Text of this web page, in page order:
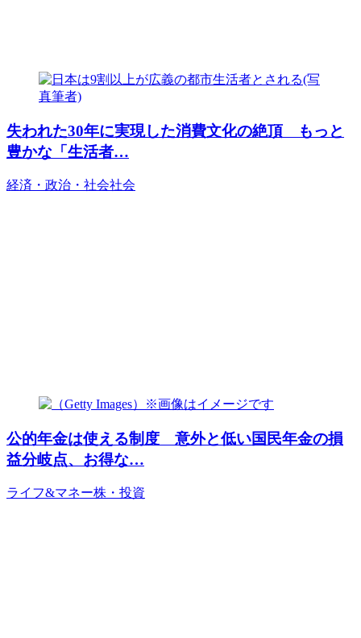
失われた30年に実現した消費文化の絶頂 もっと
豊かな「生活者…
経済・政治・社会社会
公的年金は使える制度 意外と低い国民年金の損
益分岐点、お得な…
ライフ&マネー株・投資